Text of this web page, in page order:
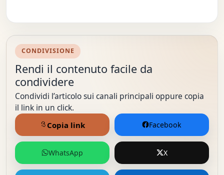
CONDIVISIONE
Rendi il contenuto facile da
condividere
Condividi l’articolo sui canali principali oppure copia
il link in un click.
Facebook
WhatsApp X
Copia link